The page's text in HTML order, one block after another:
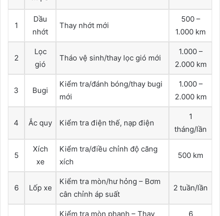
1
Dầu
nhớt
Thay nhớt mới
500 –
1.000 km
2
Lọc
gió
Tháo vệ sinh/thay lọc gió mới
1.000 –
2.000 km
3 Bugi
Kiểm tra/đánh bóng/thay bugi
mới
1.000 –
2.000 km
4 Ắc quy Kiểm tra điện thế, nạp điện
1
tháng/lần
5
Xích
xe
Kiểm tra/điều chỉnh độ căng
xích
500 km
6 Lốp xe
Kiểm tra mòn/hư hỏng – Bơm
cân chỉnh áp suất
2 tuần/lần
Kiểm tra mòn phanh – Thay 6